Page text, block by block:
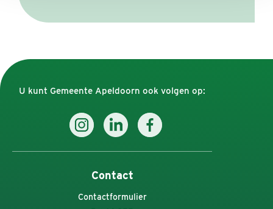
U kunt Gemeente Apeldoorn ook volgen op:
Contact
Contactformulier